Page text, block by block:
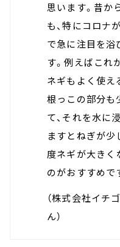
思います。昔か
も、特にコロナ
で急に注目を浴
す。例えばこれ
ネギもよく使え
根っこの部分も
て、それを水に
ますとねぎが少
度ネギが大きく
のがおすすめで
（株式会社イチ
ん）